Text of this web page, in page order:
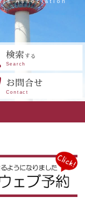
検索 する
Search
お問合せ
Contact